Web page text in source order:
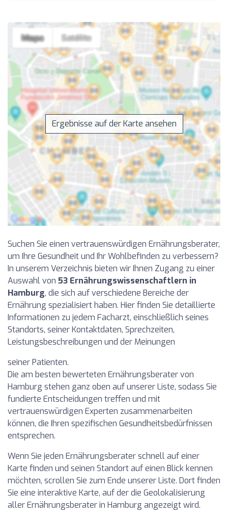
Ergebnisse auf der Karte ansehen
Suchen Sie einen vertrauenswürdigen Ernährungsberater,
um Ihre Gesundheit und Ihr Wohlbefinden zu verbessern?
In unserem Verzeichnis bieten wir Ihnen Zugang zu einer
Auswahl von 53 Ernährungswissenschaftlern in
Hamburg, die sich auf verschiedene Bereiche der
Ernährung spezialisiert haben. Hier finden Sie detaillierte
Informationen zu jedem Facharzt, einschließlich seines
Standorts, seiner Kontaktdaten, Sprechzeiten,
Leistungsbeschreibungen und der Meinungen
seiner Patienten.
Die am besten bewerteten Ernährungsberater von
Hamburg stehen ganz oben auf unserer Liste, sodass Sie
fundierte Entscheidungen treffen und mit
vertrauenswürdigen Experten zusammenarbeiten
können, die Ihren spezifischen Gesundheitsbedürfnissen
entsprechen.
Wenn Sie jeden Ernährungsberater schnell auf einer
Karte finden und seinen Standort auf einen Blick kennen
möchten, scrollen Sie zum Ende unserer Liste. Dort finden
Sie eine interaktive Karte, auf der die Geolokalisierung
aller Ernährungsberater in Hamburg angezeigt wird.